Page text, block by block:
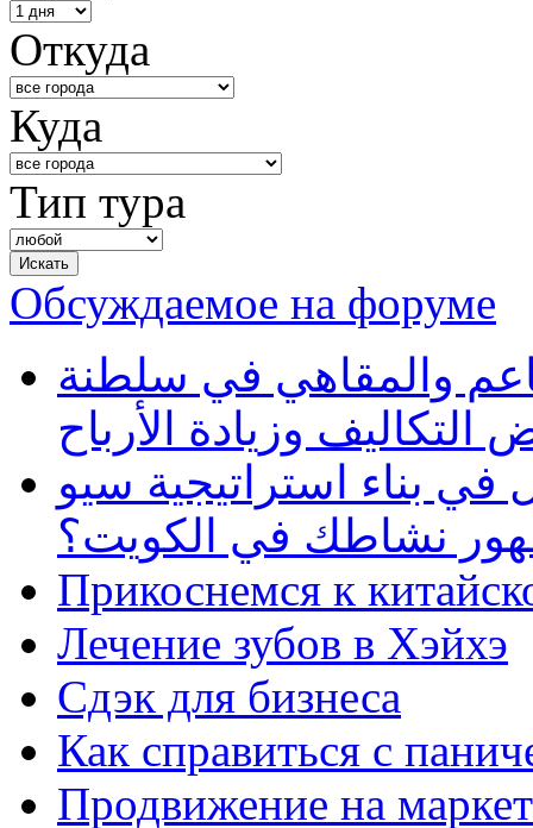
Откуда
Куда
Тип тура
Обсуждаемое на форуме
والمقاهي في سلطنة
وزيادة الأرباح
بناء استراتيجية سيو
نشاطك في الكويت؟
Прикоснемся к
Лечение зубов в Хэйхэ
Сдэк для бизнеса
Как справиться с
Продвижение на